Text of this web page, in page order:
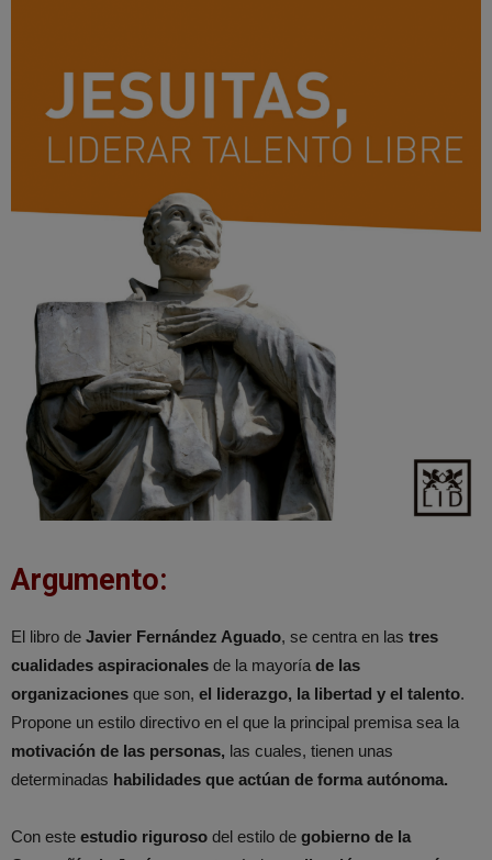
Argumento:
El libro de Javier Fernández Aguado, se centra en las tres
cualidades aspiracionales de la mayoría de las
organizaciones que son, el liderazgo, la libertad y el talento.
Propone un estilo directivo en el que la principal premisa sea la
motivación de las personas, las cuales, tienen unas
determinadas habilidades que actúan de forma autónoma.
Con este estudio riguroso del estilo de gobierno de la